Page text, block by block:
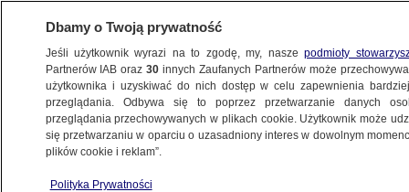
DZIECKO
11-latka trafiona w głowę petardą
KRAKÓW
Dbamy o Twoją prywatność
Jeśli użytkownik wyrazi na to zgodę, my, naszepodmioty
Partnerów IAB oraz30 innych Zaufanych Partnerów może
użytkownika i uzyskiwać do nich dostęp w celu zapewnienia
przeglądania. Odbywa się to poprzez przetwarzanie danych
przeglądania przechowywanych w plikach cookie. Użytkownik może
się przetwarzaniu w oparciu o uzasadniony interes w dowolnym
plików cookie i reklam”.
Polityka Prywatności